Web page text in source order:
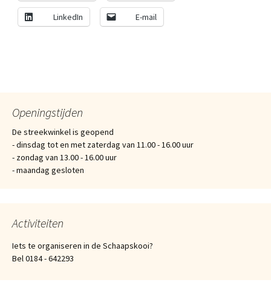
LinkedIn E-mail
Openingstijden
De streekwinkel is geopend
- dinsdag tot en met zaterdag van 11.00 - 16.00 uur
- zondag van 13.00 - 16.00 uur
- maandag gesloten
Activiteiten
Iets te organiseren in de Schaapskooi?
Bel 0184 - 642293